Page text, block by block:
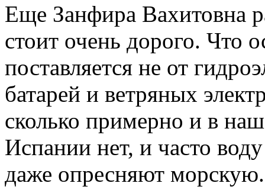
Еще Занфира Вахитовна
стоит очень дорого. Что
поставляется не от
батарей и ветряных
сколько примерно и в
Испании нет, и часто
даже опресняют морскую.